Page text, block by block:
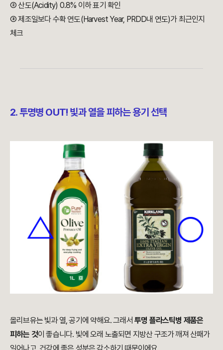
② 산도(Acidity) 0.8% 이하 표기 확인
③ 제조일보다 수확 연도(Harvest Year, PRDD내 연도)가 최근인지
체크
2. 투명병 OUT! 빛과 열을 피하는 용기 선택
올리브유는 빛과 열, 공기에 약해요. 그래서 투명 플라스틱병 제품은
피하는 것이 좋습니다. 빛에 오래 노출되면 지방산 구조가 깨져 산패가